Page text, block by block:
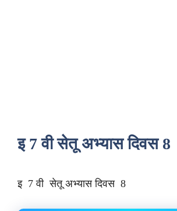
इ 7 वी सेतू अभ्यास दिवस 8
इ 7 वी सेतू अभ्यास दिवस 8